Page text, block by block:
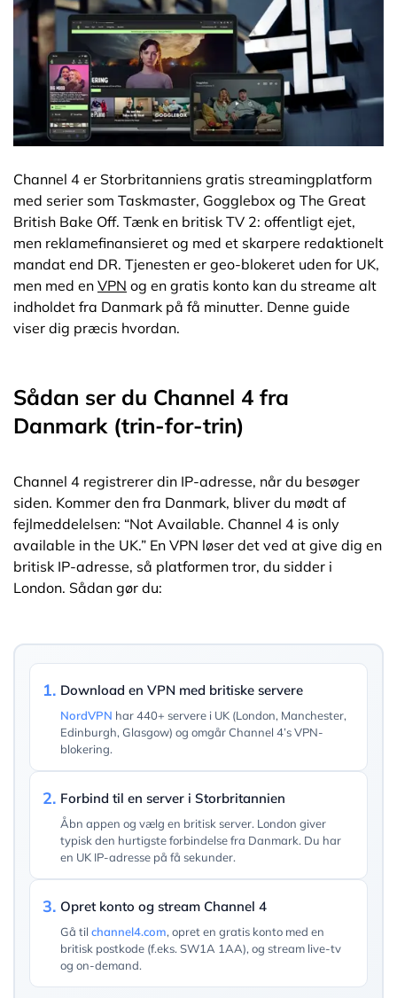
Hvad er Channel 4?
Hvad kan du se på Channel 4?
Channel 4 gratis vs. Channel 4+ (betalt abonnement)
Fejlfinding: Når Channel 4 ikke virker med VPN
Afslutning
FAQ – Channel 4 Danmark
Udvalgte Artikler
Channel 4 er Storbritanniens gratis streamingplatform
med serier som Taskmaster, Gogglebox og The Great
British Bake Off. Tænk en britisk TV 2: offentligt ejet,
men reklamefinansieret og med et skarpere redaktionelt
mandat end DR. Tjenesten er geo-blokeret uden for UK,
men med enVPN og en gratis konto kan du streame alt
indholdet fra Danmark på få minutter. Denne guide
viser dig præcis hvordan.
Sådan ser du Channel 4 fra
Danmark (trin-for-trin)
Channel 4 registrerer din IP-adresse, når du besøger
siden. Kommer den fra Danmark, bliver du mødt af
fejlmeddelelsen: “Not Available. Channel 4 is only
available in the UK.” En VPN løser det ved at give dig en
britisk IP-adresse, så platformen tror, du sidder i
London. Sådan gør du:
1. Download en VPN med britiske servere
NordVPN har 440+ servere i UK (London, Manchester,
Edinburgh, Glasgow) og omgår Channel 4’s VPN-
blokering.
2. Forbind til en server i Storbritannien
Åbn appen og vælg en britisk server. London giver
typisk den hurtigste forbindelse fra Danmark. Du har
en UK IP-adresse på få sekunder.
3. Opret konto og stream Channel 4
Gå til channel4.com, opret en gratis konto med en
britisk postkode (f.eks. SW1A 1AA), og stream live-tv
og on-demand.